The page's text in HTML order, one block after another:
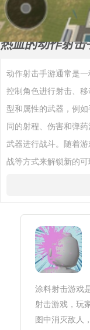
热血的动作射击
动作射击手游通常是
控制角色进行射击、
型和属性的武器，例
同的射程、伤害和弹
武器进行战斗。随着
战等方式来解锁新的可
和属性，让游戏更加
涂料射击游戏
射击游戏，玩
图中消灭敌人